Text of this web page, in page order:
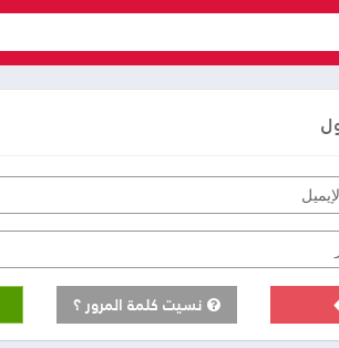
نسيت كلمة المرور ؟